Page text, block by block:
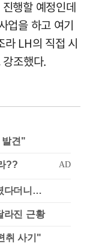
행할 예정인데
업을 하고 여기
라 LH의 직접 시
조했다.
발견"
다더니…
라진 근황
취 사기"